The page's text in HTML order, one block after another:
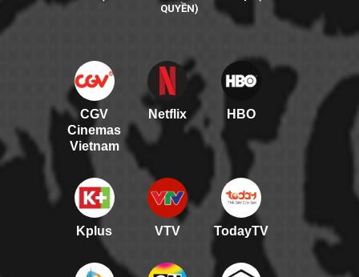
QUYỀN)
CGV
Cinemas
Vietnam
Netflix HBO
Kplus VTV TodayTV